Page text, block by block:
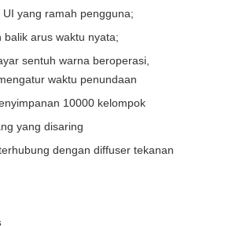
UI yang ramah pengguna;
balik arus waktu nyata;
sentuh warna beroperasi,
waktu penundaan
10000 kelompok
yang disaring
dengan diffuser tekanan